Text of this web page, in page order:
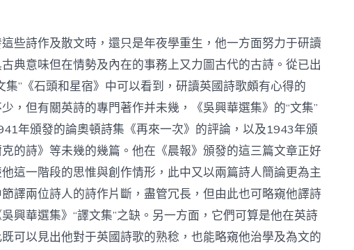
些詩作及散文時，還只是年夜學重生，他一方面努力于研讀
典意味但在情勢及內在的事務上又力圖古代的古詩。從已出
集”《石頭和星宿》中可以看到，研讀英國詩歌頗有心得的
，但有關英詩的專門著作并未幾，《吳興華選集》的“文集”
年頒發的論奧頓詩集《再來一次》的評論，以及1943年頒
的詩》等未幾的幾篇。他在《晨報》頒發的這三篇文章正好
這一階段的思惟與創作情形，此中又以兩篇詩人簡論更為主
譯兩位詩人的詩作片斷，盡管冗長，但由此也可略窺他譯詩
興華選集》“譯文集”之缺。另一方面，它們可算是他在英詩
可以見出他對于英國詩歌的熟稔，也能略窺他治學及為文的